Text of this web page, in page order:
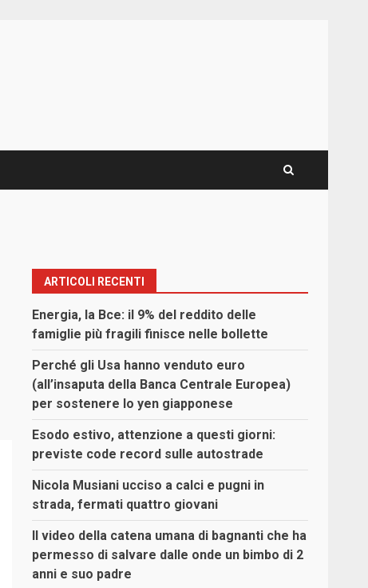
ARTICOLI RECENTI
Energia, la Bce: il 9% del reddito delle
famiglie più fragili finisce nelle bollette
Perché gli Usa hanno venduto euro
(all’insaputa della Banca Centrale Europea)
per sostenere lo yen giapponese
Esodo estivo, attenzione a questi giorni:
previste code record sulle autostrade
Nicola Musiani ucciso a calci e pugni in
strada, fermati quattro giovani
Il video della catena umana di bagnanti che ha
permesso di salvare dalle onde un bimbo di 2
anni e suo padre